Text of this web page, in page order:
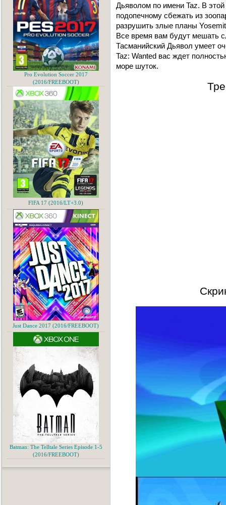
Дьяволом по имени Taz. В
подопечному сбежать из
разрушить злые планы
Все время вам будут мешать
Тасманийский Дьявол умеет
Taz: Wanted вас ждет
море шуток.
Pro Evolution Soccer 2017
(2016/FREEBOOT)
FIFA 17 (2016/LT+3.0)
Just Dance 2017 (2016/FREEBOOT)
Batman: The Telltale Series Episode 1-5
(2016/FREEBOOT)